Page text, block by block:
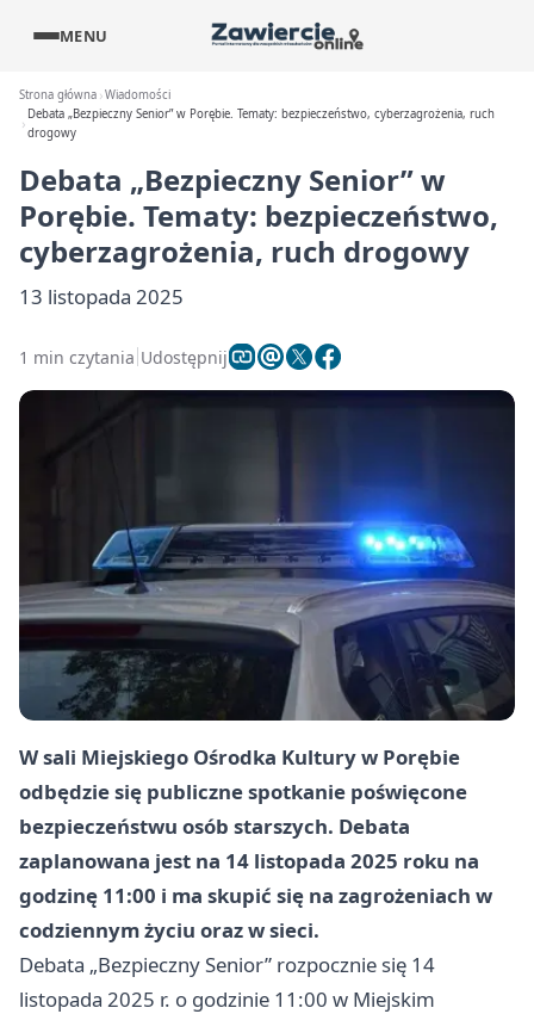
MENU
Strona główna Wiadomości
Debata „Bezpieczny Senior” w Porębie. Tematy: bezpieczeństwo, cyberzagrożenia, ruch
drogowy
Debata „Bezpieczny Senior” w
Porębie. Tematy: bezpieczeństwo,
cyberzagrożenia, ruch drogowy
13 listopada 2025
1 min czytania Udostępnij
W sali Miejskiego Ośrodka Kultury w Porębie
odbędzie się publiczne spotkanie poświęcone
bezpieczeństwu osób starszych. Debata
zaplanowana jest na 14 listopada 2025 roku na
godzinę 11:00 i ma skupić się na zagrożeniach w
codziennym życiu oraz w sieci.
Debata „Bezpieczny Senior” rozpocznie się 14
listopada 2025 r. o godzinie 11:00 w Miejskim